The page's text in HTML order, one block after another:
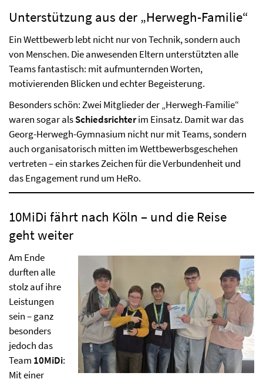
Unterstützung aus der „Herwegh-Familie“
Ein Wettbewerb lebt nicht nur von Technik, sondern auch
von Menschen. Die anwesenden Eltern unterstützten alle
Teams fantastisch: mit aufmunternden Worten,
motivierenden Blicken und echter Begeisterung.
Besonders schön: Zwei Mitglieder der „Herwegh-Familie“
waren sogar alsSchiedsrichterim Einsatz. Damit war das
Georg-Herwegh-Gymnasium nicht nur mit Teams, sondern
auch organisatorisch mitten im Wettbewerbsgeschehen
vertreten – ein starkes Zeichen für die Verbundenheit und
das Engagement rund um HeRo.
10MiDi fährt nach Köln – und die Reise
geht weiter
Am Ende
durften alle
stolz auf ihre
Leistungen
sein – ganz
besonders
jedoch das
Team 10MiDi:
Mit einer